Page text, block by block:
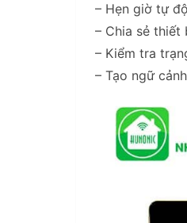
– Hẹn giờ tự
– Chia sẻ thiết
– Kiểm tra
– Tạo ngữ